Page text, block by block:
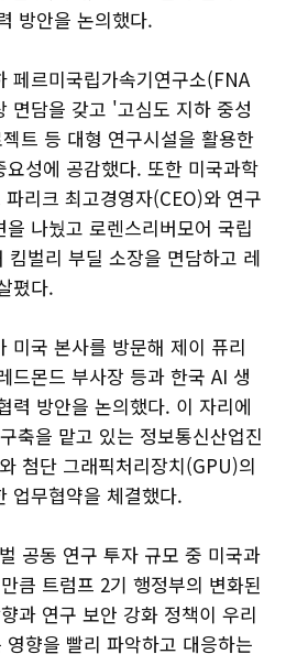
방안을 논의했다.
페르미국립가속기연구소(FNA
면담을 갖고 '고심도 지하 중성
트 등 대형 연구시설을 활용한
성에 공감했다. 또한 미국과학
리크 최고경영자(CEO)와 연구
나눴고 로렌스리버모어 국립
벌리 부딜 소장을 면담하고 레
폈다.
미국 본사를 방문해 제이 퓨리
드몬드 부사장 등과 한국 AI 생
력 방안을 논의했다. 이 자리에
축을 맡고 있는 정보통신산업진
첨단 그래픽처리장치(GPU)의
업무협약을 체결했다.
공동 연구 투자 규모 중 미국과
큼 트럼프 2기 행정부의 변화된
과 연구 보안 강화 정책이 우리
향을 빨리 파악하고 대응하는